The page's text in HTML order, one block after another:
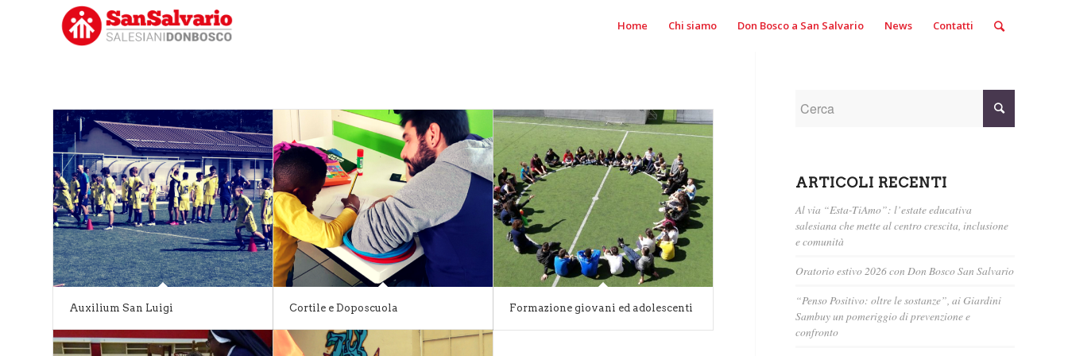
Home Chi siamo Don Bosco a San Salvario News Contatti
Auxilium San Luigi Cortile e Doposcuola Formazione giovani ed adolescenti
ARTICOLI RECENTI
Al via “Esta-TiAmo”: l’estate educativa
salesiana che mette al centro crescita, inclusione
e comunità
Oratorio estivo 2026 con Don Bosco San Salvario
“Penso Positivo: oltre le sostanze”, ai Giardini
Sambuy un pomeriggio di prevenzione e
confronto